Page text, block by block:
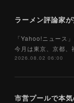
「Yahoo!ニュース
今月は東京、京都、
2026.08.02 06:00